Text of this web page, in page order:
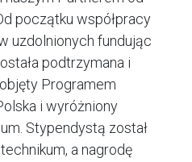
początku współpracy
uzdolnionych fundując
podtrzymana i
Programem
i wyróżniony
Stypendystą został
technikum, a nagrodę